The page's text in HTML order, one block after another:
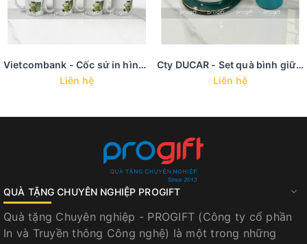
Vietcombank - Cốc sứ in hình ảnh
Liên hệ
Cty DUCAR - Set quà bình giữ nhiệt cốc sứ viền vàng nhập khẩu
Liên hệ
QUÀ TẶNG CHUYÊN NGHIỆP PROGIFT
Quà tặng Chuyên nghiệp - PROGIFT (Công ty cổ phần
In và Truyền thông Công nghệ) là một trong những